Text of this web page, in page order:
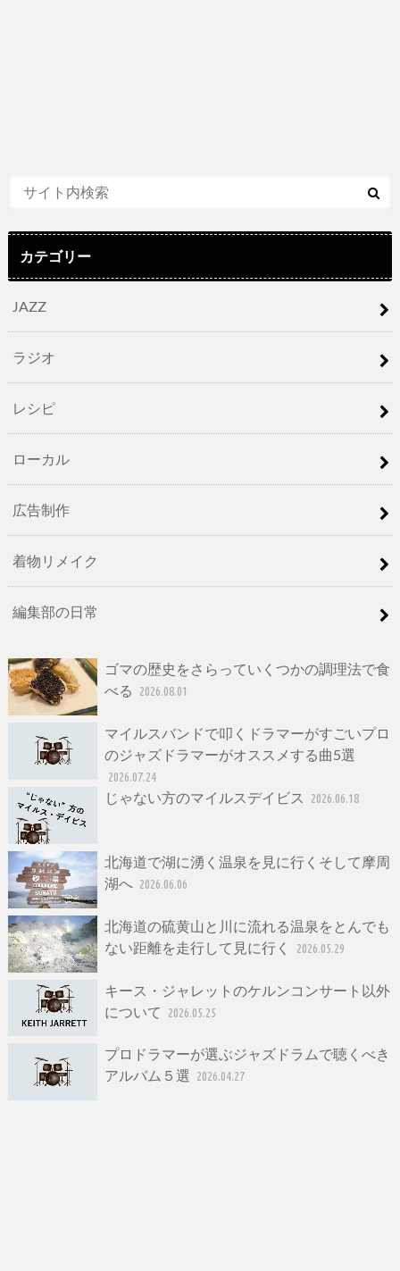
カテゴリー
JAZZ
ラジオ
レシピ
ローカル
広告制作
着物リメイク
編集部の日常
ゴマの歴史をさらっていくつかの調理法で食
べる
2026.08.01
マイルスバンドで叩くドラマーがすごいプロ
のジャズドラマーがオススメする曲5選
2026.07.24
じゃない方のマイルスデイビス 2026.06.18
北海道で湖に湧く温泉を見に行くそして摩周
湖へ 2026.06.06
北海道の硫黄山と川に流れる温泉をとんでも
ない距離を走行して見に行く
2026.05.29
キース・ジャレットのケルンコンサート以外
について
2026.05.25
プロドラマーが選ぶジャズドラムで聴くべき
アルバム５選 2026.04.27